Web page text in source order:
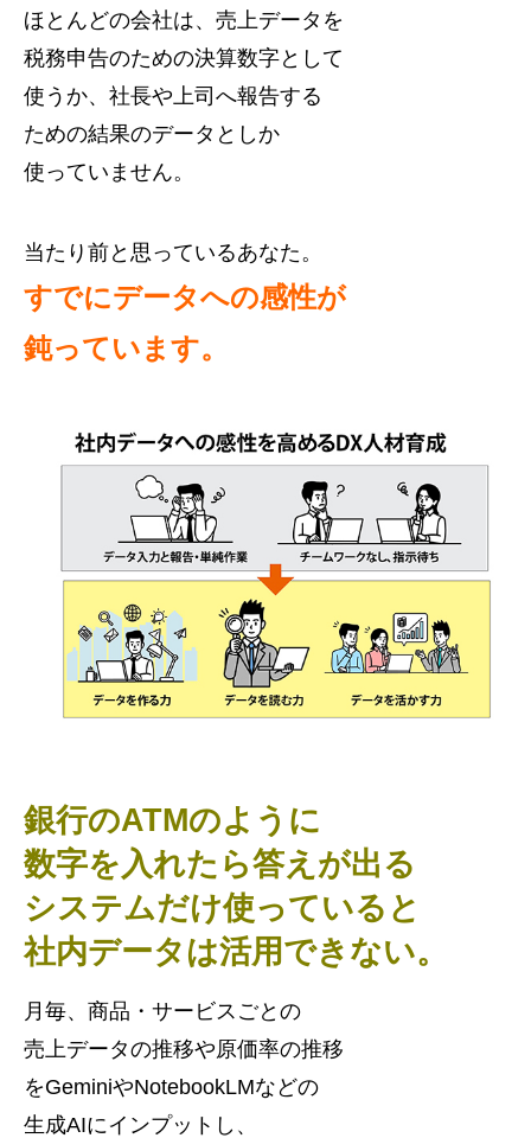
ほとんどの会社は、売上データを
税務申告のための決算数字として
使うか、社長や上司へ報告する
ための結果のデータとしか
使っていません。
当たり前と思っているあなた。
すでにデータへの感性が
鈍っています。
銀行のATMのように
数字を入れたら答えが出る
システムだけ使っていると
社内データは活用できない。
月毎、商品・サービスごとの
売上データの推移や原価率の推移
をGeminiやNotebookLMなどの
生成AIにインプットし、